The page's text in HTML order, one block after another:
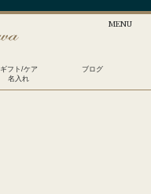
ギフト/ケア
名入れ
ブログ